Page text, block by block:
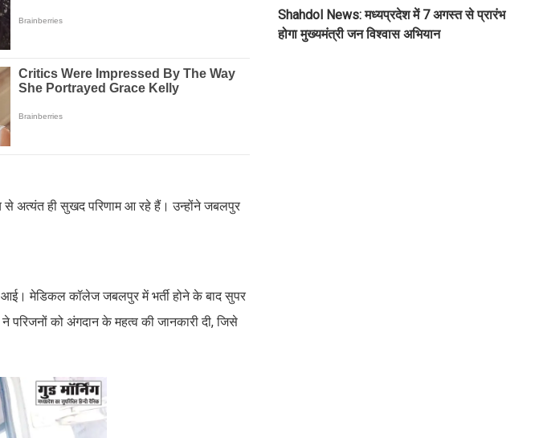
से अत्यंत ही सुखद परिणाम आ रहे हैं। उन्होंने जबलपुर
आई। मेडिकल कॉलेज जबलपुर में भर्ती होने के बाद सुपर
परिजनों को अंगदान के महत्व की जानकारी दी, जिसे
Shahdol News: मध्यप्रदेश में 7 अगस्त से प्रारंभ
होगा मुख्यमंत्री जन विश्वास अभियान